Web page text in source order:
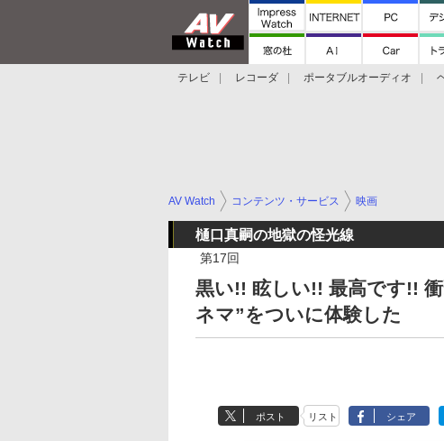
テレビ レコーダ ポータブルオーディオ
AV Watch コンテンツ・サービス 映画
樋口真嗣の地獄の怪光線
第17回
黒い!! 眩しい!! 最高です!!
ネマ”をついに体験した
ポスト リスト シェア